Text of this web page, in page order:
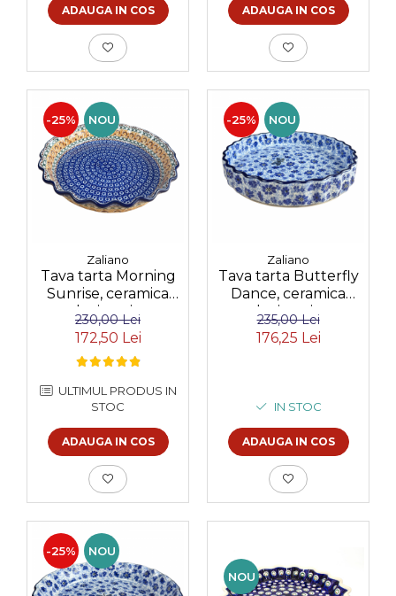
ADAUGA IN COS ADAUGA IN COS
-25% NOU
Zaliano
Tava tarta Morning
Sunrise, ceramica
smaltuita, pictata
manual, diametru
25,5 cm
230,00 Lei
172,50 Lei
ULTIMUL PRODUS IN
STOC
ADAUGA IN COS
-25% NOU
Zaliano
Tava tarta Butterfly
Dance, ceramica
smaltuita, pictata
manual, 24 cm
235,00 Lei
176,25 Lei
IN STOC
ADAUGA IN COS
-25%
NOU
NOU